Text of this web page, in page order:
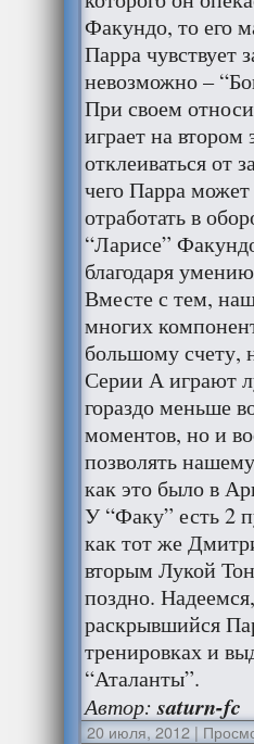
Факундо, то его
Парра чувствует
невозможно –
При своем
играет на
отклеиваться от
чего Парра
отработать в
“Ларисе”
благодаря
Вместе с тем,
многих
большому счету,
Серии А играют
гораздо меньше
моментов, но и
позволять
как это было в
У “Факу” есть 2
как тот же
вторым Лукой
поздно.
раскрывшийся
тренировках и
“Аталанты”.
Автор:saturn-fc
20 июля, 2012 |